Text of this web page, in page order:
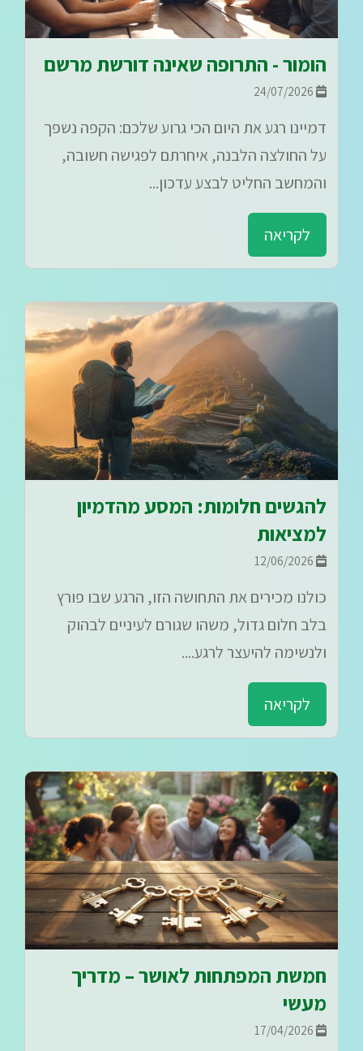
הומור - התרופה שאינה דורשת מרשם
דמיינו רגע את היום הכי גרוע שלכם: הקפה נשפך
על החולצה הלבנה, איחרתם לפגישה חשובה,
והמחשב החליט לבצע עדכון...
לקריאה
להגשים חלומות: המסע מהדמיון
למציאות
כולנו מכירים את התחושה הזו, הרגע שבו פורץ
בלב חלום גדול, משהו שגורם לעיניים לבהוק
ולנשימה להיעצר לרגע....
לקריאה
חמשת המפתחות לאושר – מדריך
מעשי